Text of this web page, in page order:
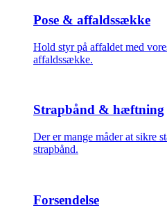
Pose & affaldssække
Hold styr på affaldet med
affaldssække.
Strapbånd & hæftning
Der er mange måder at sikre
strapbånd.
Forsendelse